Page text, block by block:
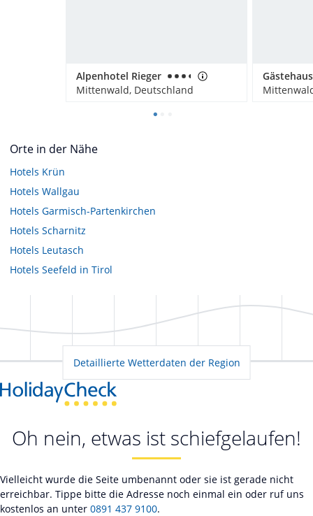
Alpenhotel Rieger
Mittenwald, Deutschland
Orte in der Nähe
Hotels Krün
Hotels Wallgau
Hotels Garmisch-Partenkirchen
Hotels Scharnitz
Hotels Leutasch
Hotels Seefeld in Tirol
Detaillierte Wetterdaten der Region
Oh nein, etwas ist schiefgelaufen!
Vielleicht wurde die Seite umbenannt oder sie ist gerade nicht
erreichbar. Tippe bitte die Adresse noch einmal ein oder ruf uns
kostenlos an unter 0891 437 9100.